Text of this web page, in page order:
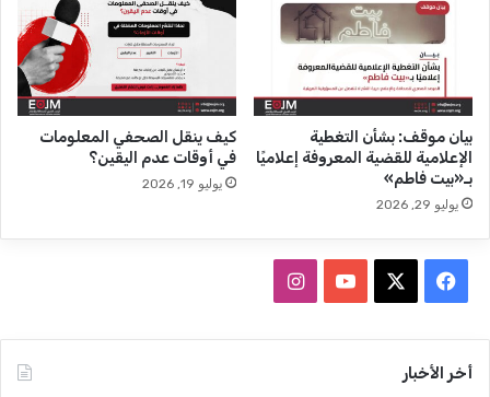
بيان موقف: بشأن التغطية
الإعلامية للقضية المعروفة إعلاميًا
بـ«بيت فاطم»
يوليو 29, 2026
كيف ينقل الصحفي المعلومات
في أوقات عدم اليقين؟
يوليو 19, 2026
س
أخر الأخبار